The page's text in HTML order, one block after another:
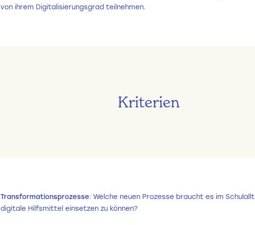
von ihrem Digitalisierungsgrad teilnehmen.
Kriterien
Transformationsprozesse: Welche neuen Prozesse braucht es im
digitale Hilfsmittel einsetzen zu können?